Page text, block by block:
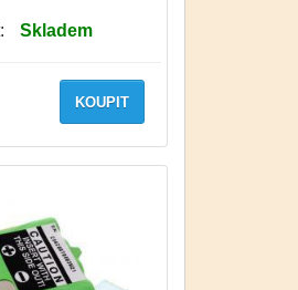
Skladem
KOUPIT